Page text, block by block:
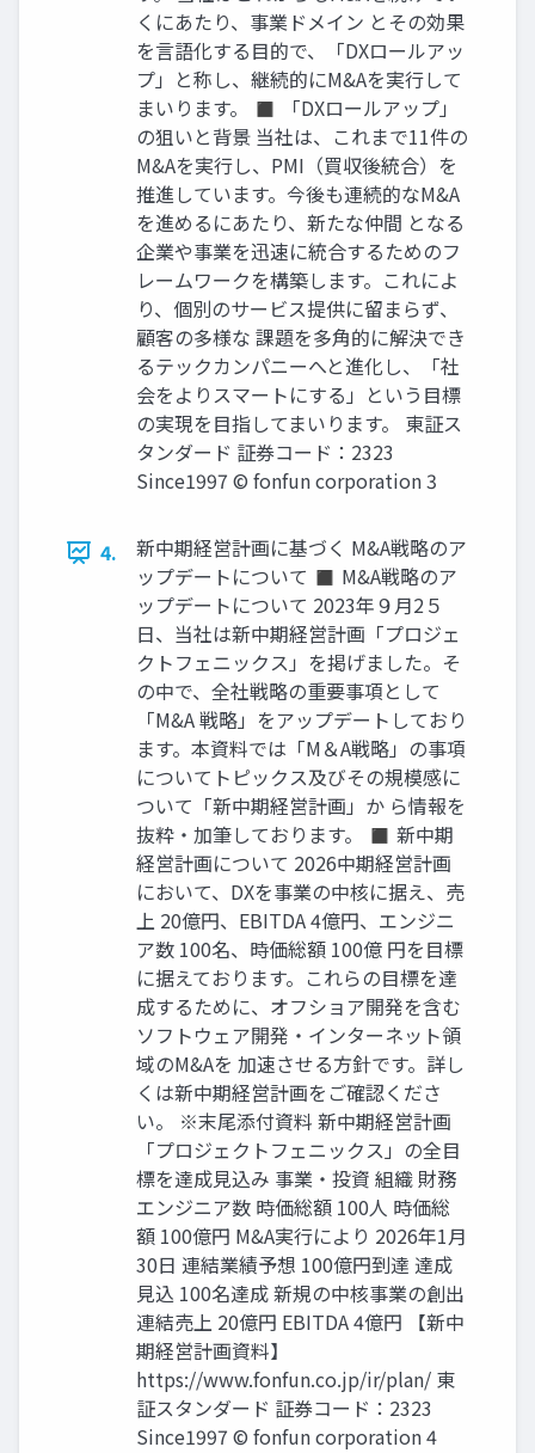
くにあたり、事業ドメイン とその効果
を言語化する目的で、「DXロールアッ
プ」と称し、継続的にM&Aを実行して
まいります。 ◼ 「DXロールアップ」
の狙いと背景 当社は、これまで11件の
M&Aを実行し、PMI（買収後統合）を
推進しています。今後も連続的なM&A
を進めるにあたり、新たな仲間 となる
企業や事業を迅速に統合するためのフ
レームワークを構築します。これによ
り、個別のサービス提供に留まらず、
顧客の多様な 課題を多角的に解決でき
るテックカンパニーへと進化し、「社
会をよりスマートにする」という目標
の実現を目指してまいります。 東証ス
タンダード 証券コード：2323
Since1997 © fonfun corporation 3
4.
新中期経営計画に基づく M&A戦略のア
ップデートについて ◼ M&A戦略のア
ップデートについて 2023年９月2５
日、当社は新中期経営計画「プロジェ
クトフェニックス」を掲げました。そ
の中で、全社戦略の重要事項として
「M&A 戦略」をアップデートしており
ます。本資料では「M＆A戦略」の事項
についてトピックス及びその規模感に
ついて「新中期経営計画」か ら情報を
抜粋・加筆しております。 ◼ 新中期
経営計画について 2026中期経営計画
において、DXを事業の中核に据え、売
上 20億円、EBITDA 4億円、エンジニ
ア数 100名、時価総額 100億 円を目標
に据えております。これらの目標を達
成するために、オフショア開発を含む
ソフトウェア開発・インターネット領
域のM&Aを 加速させる方針です。詳し
くは新中期経営計画をご確認くださ
い。 ※末尾添付資料 新中期経営計画
「プロジェクトフェニックス」の全目
標を達成見込み 事業・投資 組織 財務
エンジニア数 時価総額 100人 時価総
額 100億円 M&A実行により 2026年1月
30日 連結業績予想 100億円到達 達成
見込 100名達成 新規の中核事業の創出
連結売上 20億円 EBITDA 4億円 【新中
期経営計画資料】
https://www.fonfun.co.jp/ir/plan/ 東
証スタンダード 証券コード：2323
Since1997 © fonfun corporation 4